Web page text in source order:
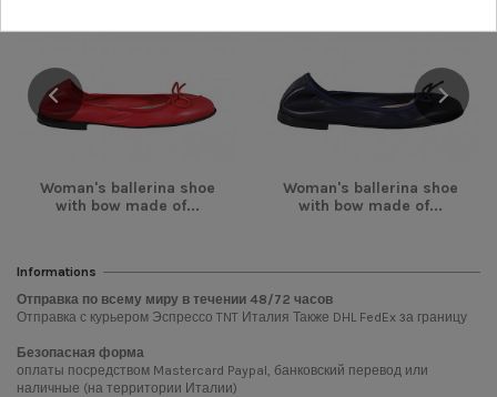
Woman's ballerina shoe
with bow made of...
Woman's ballerina shoe
with bow made of...
Informations
Отправка по всему миру в течении 48/72 часов
Отправка с курьером Эспрессо TNT Италия Также DHL FedEx за границу
Безопасная форма
оплаты посредством Mastercard Paypal, банковский перевод или
наличные (на территории Италии)